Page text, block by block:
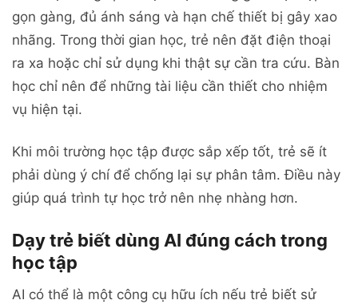
gọn gàng, đủ ánh sáng và hạn chế thiết bị gây xao
nhãng. Trong thời gian học, trẻ nên đặt điện thoại
ra xa hoặc chỉ sử dụng khi thật sự cần tra cứu. Bàn
học chỉ nên để những tài liệu cần thiết cho nhiệm
vụ hiện tại.
Khi môi trường học tập được sắp xếp tốt, trẻ sẽ ít
phải dùng ý chí để chống lại sự phân tâm. Điều này
giúp quá trình tự học trở nên nhẹ nhàng hơn.
Dạy trẻ biết dùng AI đúng cách trong
học tập
AI có thể là một công cụ hữu ích nếu trẻ biết sử